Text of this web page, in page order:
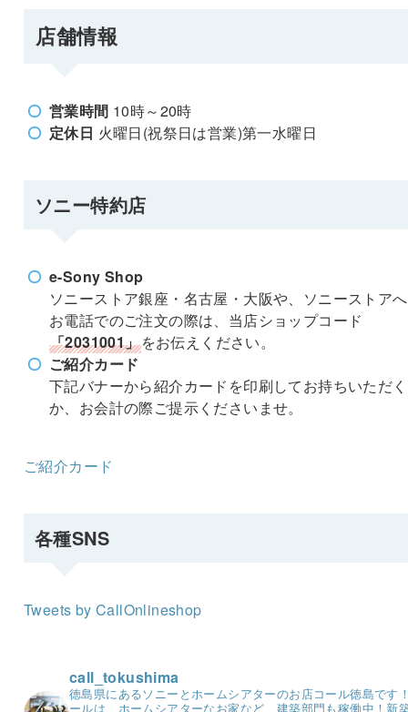
店舗情報
営業時間 10時～20時
定休日 火曜日(祝祭日は営業)第一水曜日
ソニー特約店
e-Sony Shop
ソニーストア銀座・名古屋・大阪や、ソニーストア
お電話でのご注文の際は、当店ショップコード
「2031001」をお伝えください。
ご紹介カード
下記バナーから紹介カードを印刷してお持ちいただく
か、お会計の際ご提示くださいませ。
ご紹介カード
各種SNS
Tweets by CallOnlineshop
call_tokushima
徳島県にあるソニーとホームシアターのお店コール徳島です
ールは、ホームシアターなお家など、建築部門も稼働中！ 新